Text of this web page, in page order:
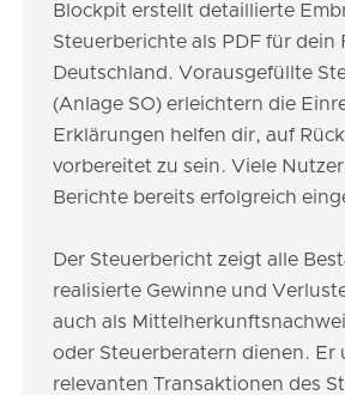
Blockpit erstellt detaillierte
Steuerberichte als PDF für dein
Deutschland. Vorausgefüllte
(Anlage SO) erleichtern die
Erklärungen helfen dir, auf
vorbereitet zu sein. Viele
Berichte bereits erfolgreich
Der Steuerbericht zeigt alle
realisierte Gewinne und
auch als
oder Steuerberatern dienen. Er
relevanten Transaktionen des